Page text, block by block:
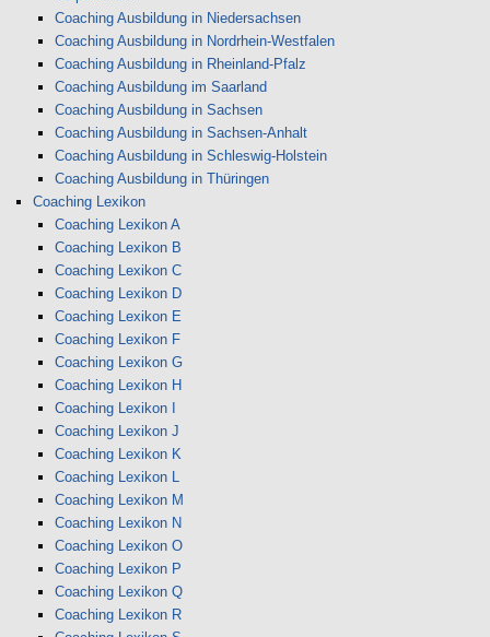
Coaching Ausbildung in Niedersachsen
Coaching Ausbildung in Nordrhein-Westfalen
Coaching Ausbildung in Rheinland-Pfalz
Coaching Ausbildung im Saarland
Coaching Ausbildung in Sachsen
Coaching Ausbildung in Sachsen-Anhalt
Coaching Ausbildung in Schleswig-Holstein
Coaching Ausbildung in Thüringen
Coaching Lexikon
Coaching Lexikon A
Coaching Lexikon B
Coaching Lexikon C
Coaching Lexikon D
Coaching Lexikon E
Coaching Lexikon F
Coaching Lexikon G
Coaching Lexikon H
Coaching Lexikon I
Coaching Lexikon J
Coaching Lexikon K
Coaching Lexikon L
Coaching Lexikon M
Coaching Lexikon N
Coaching Lexikon O
Coaching Lexikon P
Coaching Lexikon Q
Coaching Lexikon R